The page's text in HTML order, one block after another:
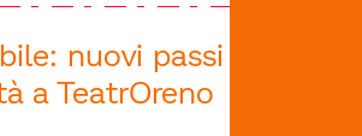
nuovi passi verso
a TeatrOreno